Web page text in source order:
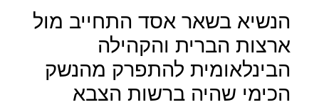
הנשיא בשאר אסד התחייב מול
ארצות הברית והקהילה
הבינלאומית להתפרק מהנשק
הכימי שהיה ברשות הצבא